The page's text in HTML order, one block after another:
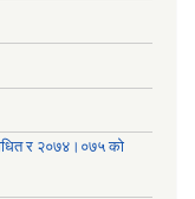
र २०७४।०७५ को